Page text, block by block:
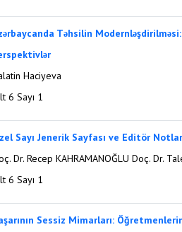
Təhsilin
Haciyeva
6 Sayı 1
Sayı Jenerik Sayfası ve Editör
Dr. Recep KAHRAMANOĞLU Doç. Dr.
6 Sayı 1
Sessiz Mimarları: